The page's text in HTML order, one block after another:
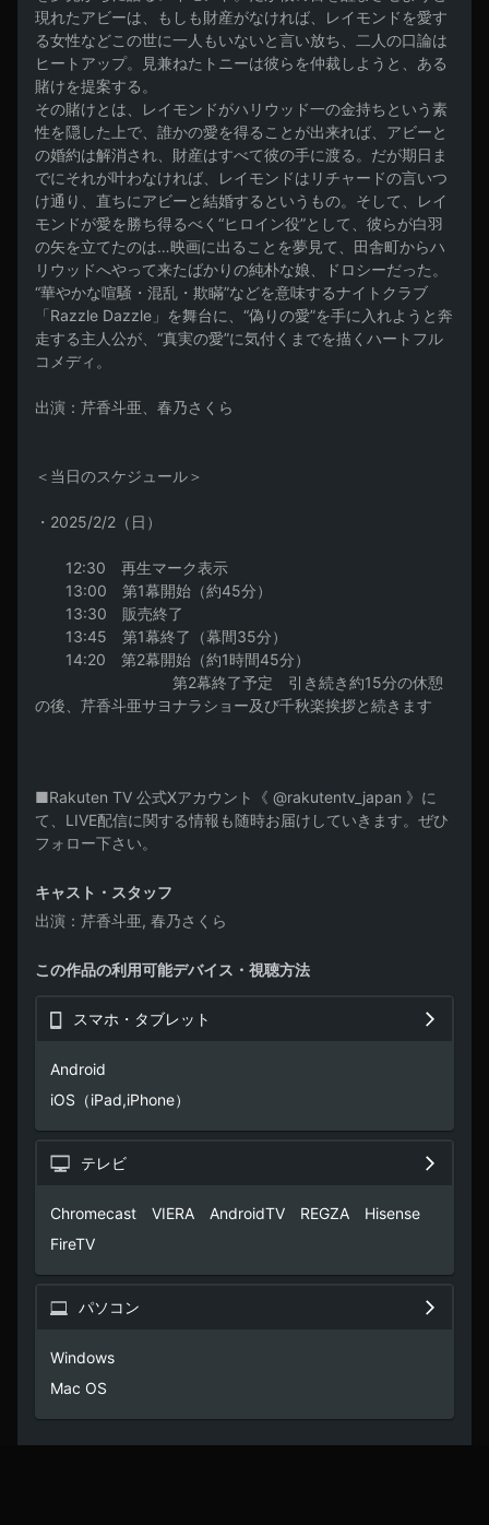
現れたアビーは、もしも財産がなければ、レイモンドを愛す
る女性などこの世に一人もいないと言い放ち、二人の口論は
ヒートアップ。見兼ねたトニーは彼らを仲裁しようと、ある
賭けを提案する。
その賭けとは、レイモンドがハリウッド一の金持ちという素
性を隠した上で、誰かの愛を得ることが出来れば、アビーと
の婚約は解消され、財産はすべて彼の手に渡る。だが期日ま
でにそれが叶わなければ、レイモンドはリチャードの言いつ
け通り、直ちにアビーと結婚するというもの。そして、レイ
モンドが愛を勝ち得るべく“ヒロイン役”として、彼らが白羽
の矢を立てたのは…映画に出ることを夢見て、田舎町からハ
リウッドへやって来たばかりの純朴な娘、ドロシーだった。
“華やかな喧騒・混乱・欺瞞”などを意味するナイトクラブ
「Razzle Dazzle」を舞台に、“偽りの愛”を手に入れようと奔
走する主人公が、“真実の愛”に気付くまでを描くハートフル
コメディ。
出演：芹香斗亜、春乃さくら
＜当日のスケジュール＞
・2025/2/2（日）
12:30　再生マーク表示
13:00　第1幕開始（約45分）
13:30　販売終了
13:45　第1幕終了（幕間35分）
14:20　第2幕開始（約1時間45分）
第2幕終了予定　引き続き約15分の休憩
の後、芹香斗亜サヨナラショー及び千秋楽挨拶と続きます
■Rakuten TV 公式Xアカウント《 @rakutentv_japan 》に
て、LIVE配信に関する情報も随時お届けしていきます。ぜひ
フォロー下さい。
キャスト・スタッフ
出演
芹香斗亜, 春乃さくら
この作品の利用可能デバイス・視聴方法
スマホ・タブレット
Android
iOS（iPad,iPhone）
テレビ
Chromecast　VIERA　AndroidTV　REGZA　Hisense
FireTV
パソコン
Windows
Mac OS